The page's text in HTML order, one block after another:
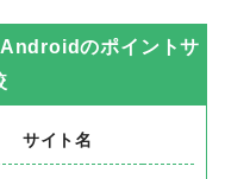
Androidのポイントサ
サイト名